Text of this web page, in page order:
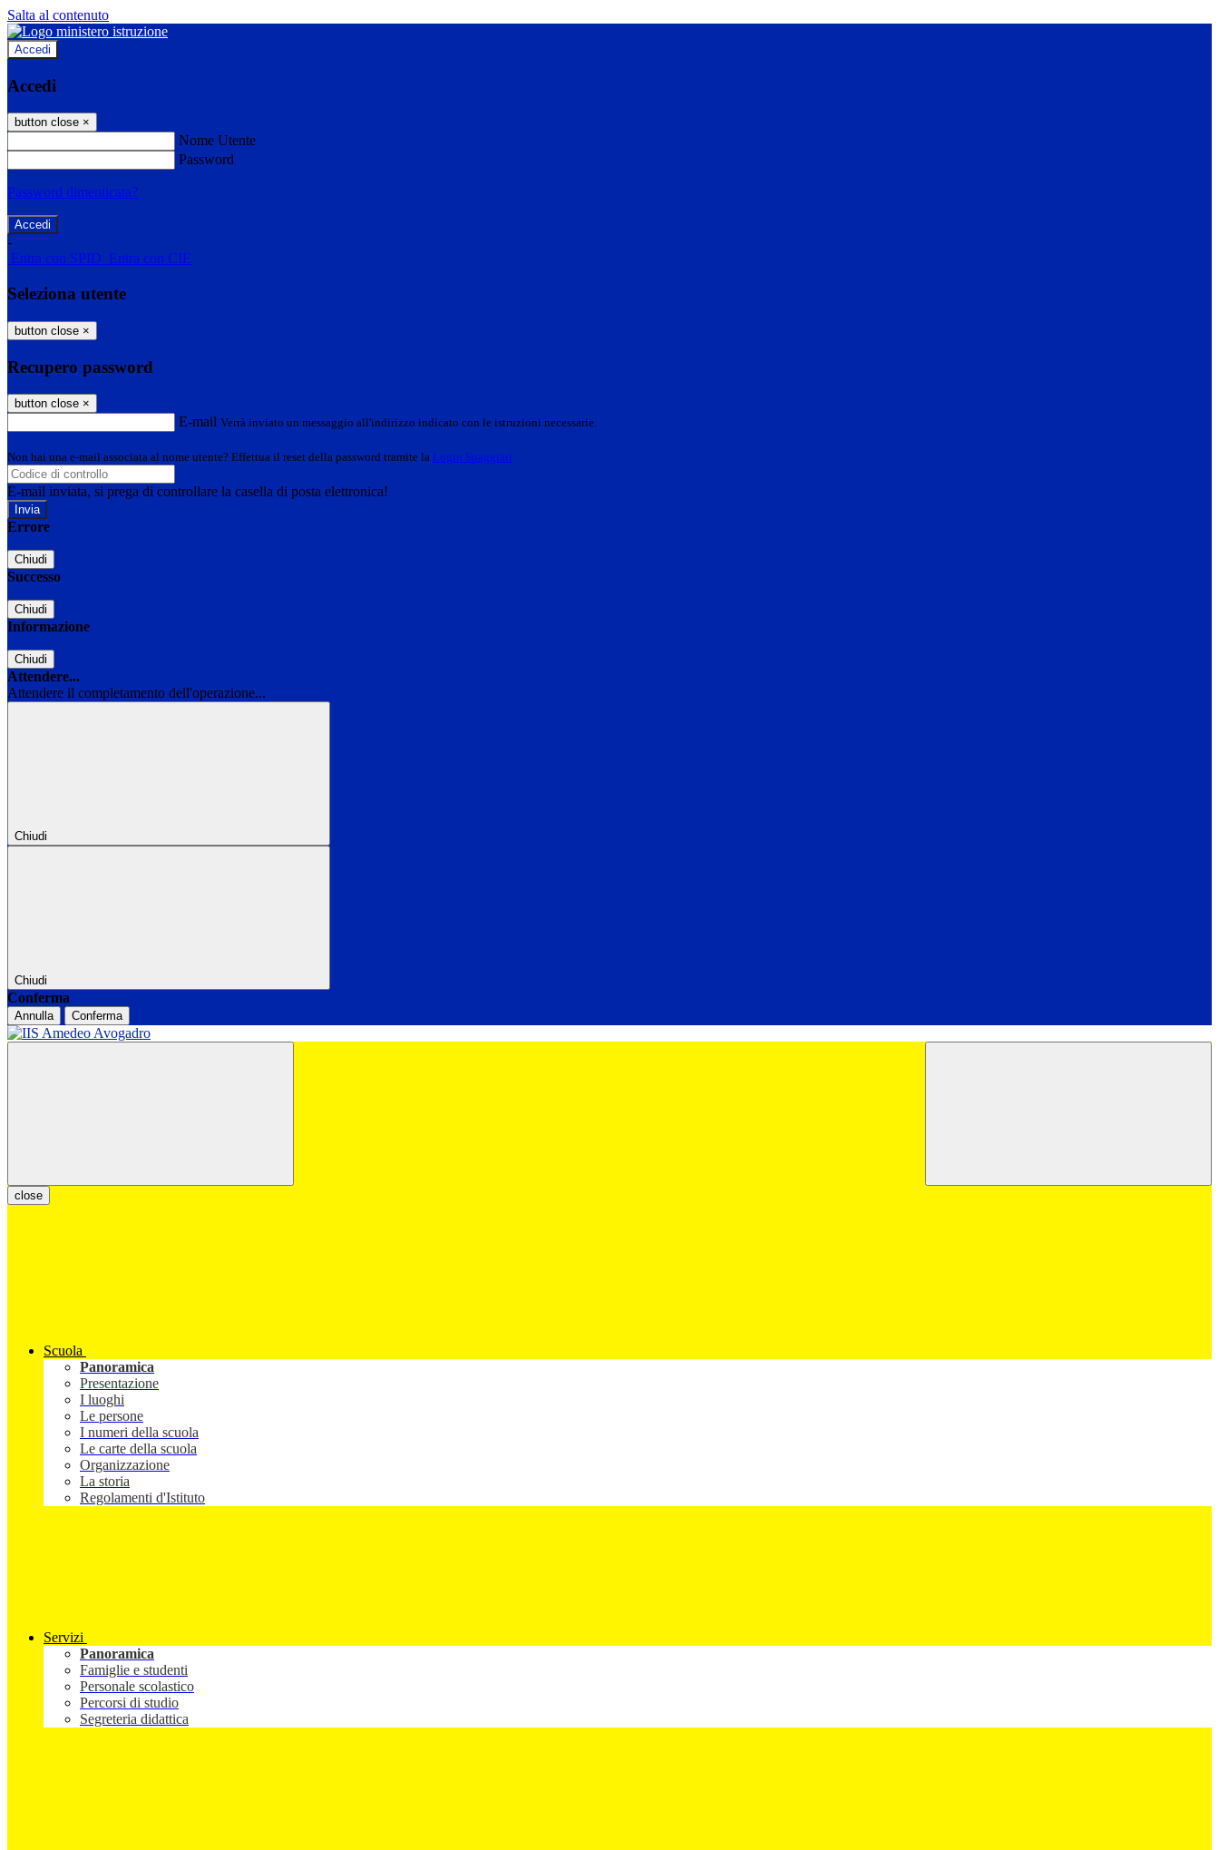
Salta al contenuto
Accedi
Accedi
button close ×
Nome Utente
Password
Password dimenticata?
-
Entra con SPID Entra con CIE
Seleziona utente
button close ×
Recupero password
button close ×
E-mail Verrà inviato un messaggio all'indirizzo indicato con le istruzioni necessarie.
Non hai una e-mail associata al nome utente? Effettua il reset della password tramite la Login Spaggiari
E-mail inviata, si prega di controllare la casella di posta elettronica!
Errore
Chiudi
Successo
Chiudi
Informazione
Chiudi
Attendere...
Attendere il completamento dell'operazione...
Chiudi
Chiudi
Conferma
Annulla Conferma
close
Scuola
Panoramica
Presentazione
I luoghi
Le persone
I numeri della scuola
Le carte della scuola
Organizzazione
La storia
Regolamenti d'Istituto
Servizi
Panoramica
Famiglie e studenti
Personale scolastico
Percorsi di studio
Segreteria didattica